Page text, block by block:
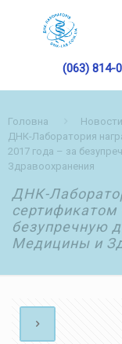
(063) 814-
ДНК-
сертификатом
безупречную
Медицины и
Головна
Новости
ДНК-Лаборатория
2017 года – за
Здравоохранения